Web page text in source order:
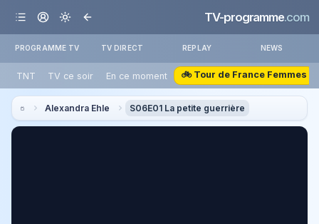
TV-programme.com
PROGRAMME TV TV DIRECT REPLAY NEWS
TNT TV ce soir En ce moment 🚲 Tour de France Femmes
Alexandra Ehle S06E01 La petite guerrière